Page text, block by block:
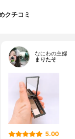
クチコミ
なにわの主婦
まりたそ
5.00